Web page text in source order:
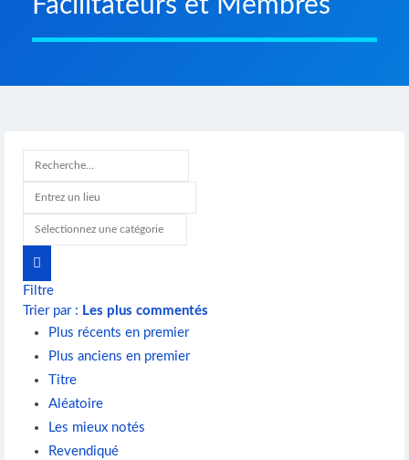
Facilitateurs et Membres
Filtre
Trier par : Les plus commentés
Plus récents en premier
Plus anciens en premier
Titre
Aléatoire
Les mieux notés
Revendiqué